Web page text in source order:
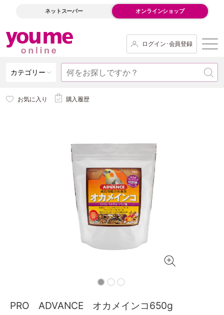
ネットスーパー オンラインショップ
ログイン･会員登録
カテゴリー
お気に入り 購入履歴
PRO ADVANCE オカメインコ650g